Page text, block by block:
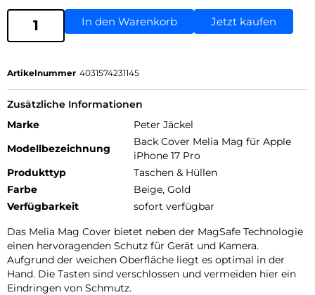
In den Warenkorb Jetzt kaufen
Artikelnummer 4031574231145
Zusätzliche Informationen
Marke
Peter Jäckel
Modellbezeichnung
Back Cover Melia Mag für Apple
iPhone 17 Pro
Produkttyp
Taschen & Hüllen
Farbe
Beige, Gold
Verfügbarkeit
sofort verfügbar
Das Melia Mag Cover bietet neben der MagSafe Technologie
einen hervoragenden Schutz für Gerät und Kamera.
Aufgrund der weichen Oberfläche liegt es optimal in der
Hand. Die Tasten sind verschlossen und vermeiden hier ein
Eindringen von Schmutz.